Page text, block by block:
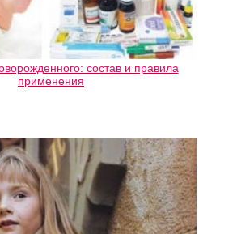
состав и правила
применения